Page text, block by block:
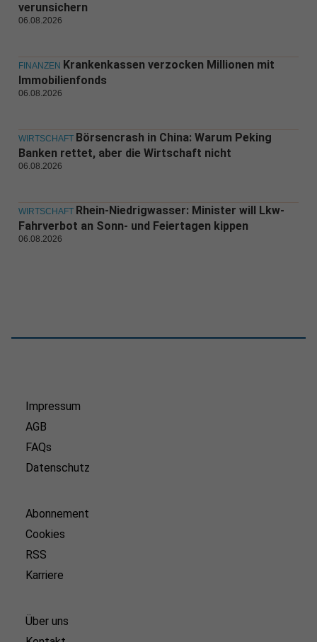
verunsichern
06.08.2026
FINANZEN Krankenkassen verzocken Millionen mit
Immobilienfonds
06.08.2026
WIRTSCHAFT Börsencrash in China: Warum Peking
Banken rettet, aber die Wirtschaft nicht
06.08.2026
WIRTSCHAFT Rhein-Niedrigwasser: Minister will Lkw-
Fahrverbot an Sonn- und Feiertagen kippen
06.08.2026
Impressum
AGB
FAQs
Datenschutz
Abonnement
Cookies
RSS
Karriere
Über uns